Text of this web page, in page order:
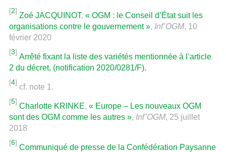
[2]
Zoé JACQUINOT, « OGM : le Conseil d’État suit les
organisations contre le gouvernement », Inf’OGM, 10
février 2020
[3]
Arrêté fixant la liste des variétés mentionnée à l’article
2 du décret, (notification 2020/0281/F).
[4]
cf. note 1.
[5]
Charlotte KRINKE, « Europe – Les nouveaux OGM
sont des OGM comme les autres », Inf’OGM, 25 juillet
2018
[6]
Communiqué de presse de la Confédération Paysanne